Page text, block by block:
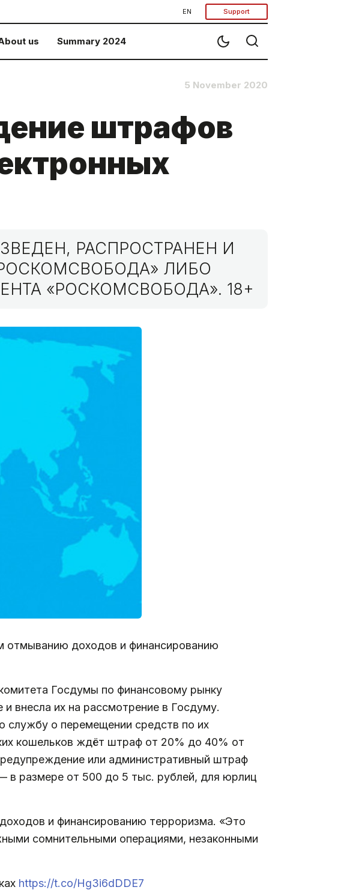
EN Support
us Summary 2024
5 November 2020
штрафов
РАСПРОСТРАНЕН И
ЛИБО
«РОСКОМСВОБОДА». 18+
отмыванию доходов и финансированию
Госдумы по финансовому рынку
внесла их на рассмотрение в Госдуму.
службу о перемещении средств по их
кошельков ждёт штраф от 20% до 40% от
или административный штраф
размере от 500 до 5 тыс. рублей, для юрлиц
и финансированию терроризма. «Это
сомнительными операциями, незаконными
https://t.co/Hg3i6dDDE7